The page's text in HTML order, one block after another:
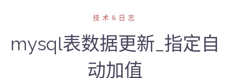
技术&日志
mysql表数据更新_指定自
动加值